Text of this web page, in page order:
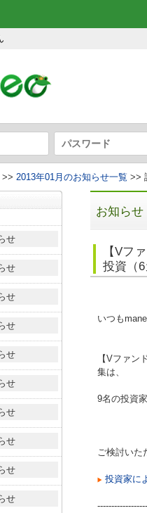
>> 2013年01月のお知らせ一覧 >>
せ
せ
せ
せ
せ
せ
せ
せ
せ
せ
お知らせ
【Vフ
投資（6
いつも
【Vファン
集は、
9名の投資
ご検討いた
投資家に